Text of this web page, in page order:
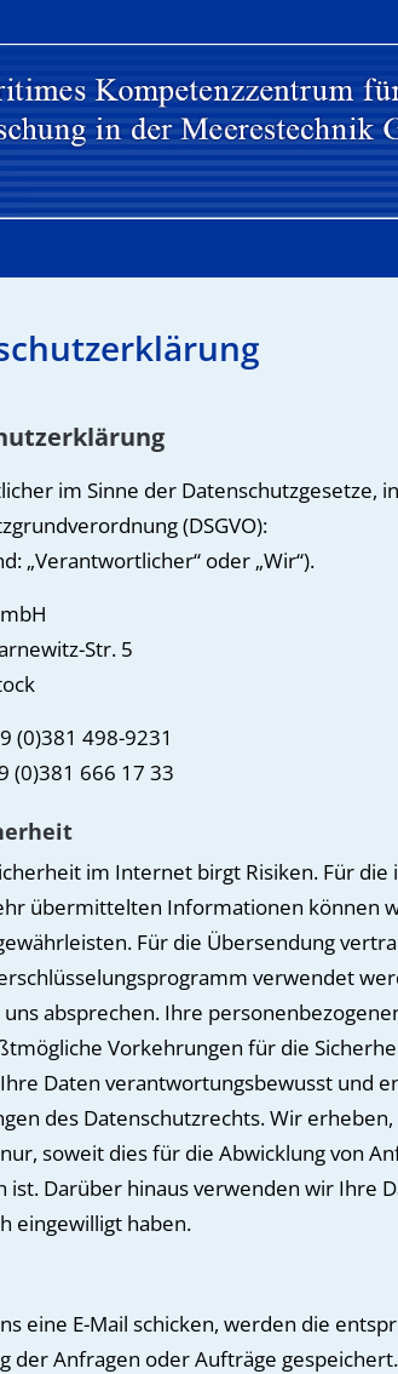
im Sinne der Datenschutzgesetze,
(DSGVO):
„Verantwortlicher“ oder „Wir“).
Str. 5
(0)381 498-9231
(0)381 666 17 33
im Internet birgt Risiken. Für
übermittelten Informationen können
Für die Übersendung
verwendet
uns absprechen. Ihre
Vorkehrungen für die
Daten verantwortungsbewusst und
des Datenschutzrechts. Wir
soweit dies für die Abwicklung von
ist. Darüber hinaus verwenden wir Ihre
eingewilligt haben.
eine E-Mail schicken, werden die
der Anfragen oder Aufträge gespeichert.